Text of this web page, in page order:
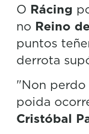
O Rácing
no Reino
puntos
derrota
"Non perdo
poida
Cristóbal